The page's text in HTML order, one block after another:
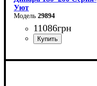
Уют
29894
11086грн
Ширина: 180 см